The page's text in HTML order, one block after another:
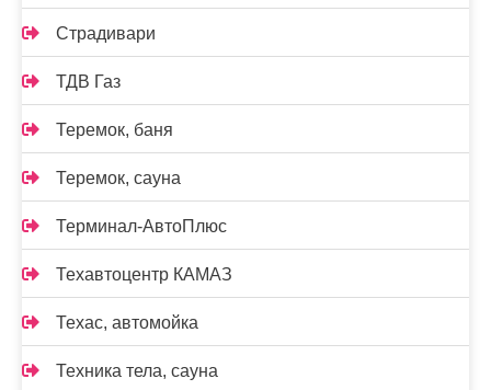
Страдивари
ТДВ Газ
Теремок, баня
Теремок, сауна
Терминал-АвтоПлюс
Техавтоцентр КАМАЗ
Техас, автомойка
Техника тела, сауна